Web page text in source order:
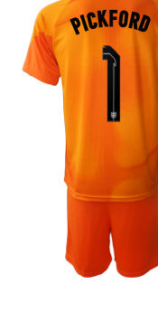
Kontaktiraj nas
Košarica
Moj račun
Trgovina
Zaključek nakupa